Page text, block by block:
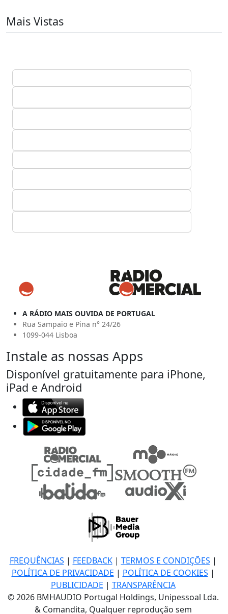
Mais Vistas
A RÁDIO MAIS OUVIDA DE PORTUGAL
Rua Sampaio e Pina n° 24/26
1099-044 Lisboa
Instale as nossas Apps
Disponível gratuitamente para iPhone,
iPad e Android
FREQUÊNCIAS | FEEDBACK| TERMOS E CONDIÇÕES |
POLÍTICA DE PRIVACIDADE | POLÍTICA DE COOKIES |
PUBLICIDADE | TRANSPARÊNCIA
© 2026 BMHAUDIO Portugal Holdings, Unipessoal Lda.
& Comandita, Qualquer reprodução sem